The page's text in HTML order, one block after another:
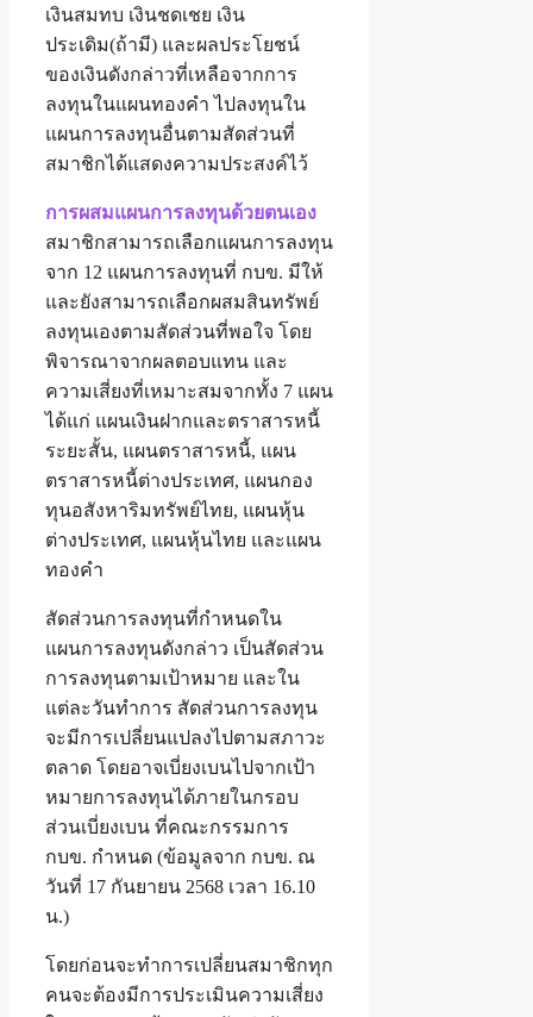
เงินสมทบ เงินชดเชย เงิน
ประเดิม(ถ้ามี) และผลประโยชน์
ของเงินดังกล่าวที่เหลือจากการ
ลงทุนในแผนทองคำ ไปลงทุนใน
แผนการลงทุนอื่นตามสัดส่วนที่
สมาชิกได้แสดงความประสงค์ไว้
การผสมแผนการลงทุนด้วยตนเอง
สมาชิกสามารถเลือกแผนการลงทุน
จาก 12 แผนการลงทุนที่ กบข. มีให้
และยังสามารถเลือกผสมสินทรัพย์
ลงทุนเองตามสัดส่วนที่พอใจ โดย
พิจารณาจากผลตอบแทน และ
ความเสี่ยงที่เหมาะสมจากทั้ง 7 แผน
ได้แก่ แผนเงินฝากและตราสารหนี้
ระยะสั้น, แผนตราสารหนี้, แผน
ตราสารหนี้ต่างประเทศ, แผนกอง
ทุนอสังหาริมทรัพย์ไทย, แผนหุ้น
ต่างประเทศ, แผนหุ้นไทย และแผน
ทองคำ
สัดส่วนการลงทุนที่กำหนดใน
แผนการลงทุนดังกล่าว เป็นสัดส่วน
การลงทุนตามเป้าหมาย และใน
แต่ละวันทำการ สัดส่วนการลงทุน
จะมีการเปลี่ยนแปลงไปตามสภาวะ
ตลาด โดยอาจเบี่ยงเบนไปจากเป้า
หมายการลงทุนได้ภายในกรอบ
ส่วนเบี่ยงเบน ที่คณะกรรมการ
กบข. กำหนด (ข้อมูลจาก กบข. ณ
วันที่ 17 กันยายน 2568 เวลา 16.10
น.)
โดยก่อนจะทำการเปลี่ยนสมาชิกทุก
คนจะต้องมีการประเมินความเสี่ยง